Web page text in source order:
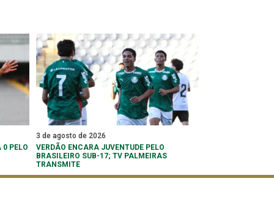
0 PELO
3 de agosto de 2026
VERDÃO ENCARA JUVENTUDE PELO
BRASILEIRO SUB-17; TV PALMEIRAS
TRANSMITE